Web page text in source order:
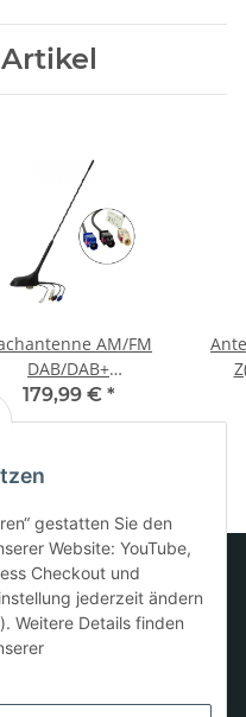
AM/FM
DAB/DAB+
GLONASS)
60Â°Stabneigung
179,99 € *
gestatten Sie den
Website: YouTube,
Checkout und
jederzeit ändern
Weitere Details finden